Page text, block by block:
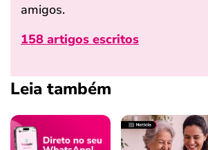
amigos.
158 artigos escritos
Leia também